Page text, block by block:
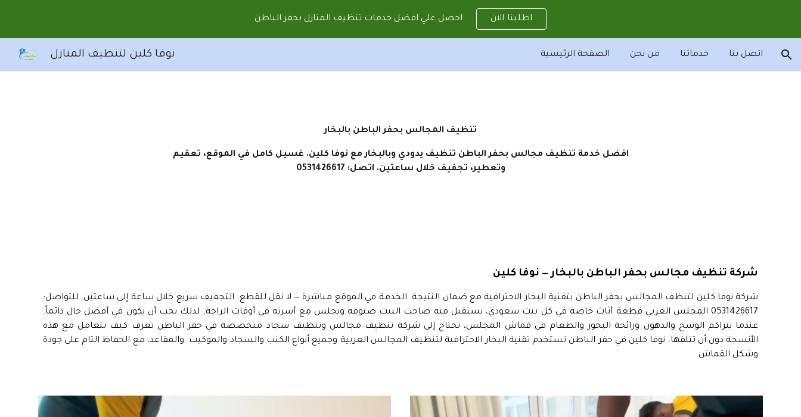
Skip to main content Skip to navigation احصل علي افضل خدمات تنظيف المنازل بحفر الباطن اطلبنا الان
نوفا كلين لتنظيف المنازل الصفحة الرئيسية من نحن خدماتنا اتصل بنا
افضل خدمة تنظيف مجالس بحفر الباطن تنظيف يدودي وبالبخار مع نوفا كلين. غسيل كامل في الموقع، تعقيم
وتعطير، تجفيف خلال ساعتين. اتصل: 0531426617
شركة تنظيف مجالس بحفر الباطن بالبخار — نوفا كلين
شركة نوفا كلين لتنظف المجالس بحفر الباطن بتقنية البخار الاحترافية مع ضمان النتيجة. الخدمة في الموقع مباشرة — لا نقل للقطع. التجفيف سريع خلال ساعة إلى ساعتين. للتواصل:
0531426617 المجلس العربي قطعة أثاث خاصة في كل بيت سعودي، يستقبل فيه صاحب البيت ضيوفه ويجلس مع أسرته في أوقات الراحة. لذلك يجب أن يكون في أفضل حال دائماً.
عندما يتراكم الوسخ والدهون ورائحة البخور والطعام في قماش المجلس، تحتاج إلى شركة تنظيف مجالس وتنظيف سجاد متخصصة في حفر الباطن تعرف كيف تتعامل مع هذه
الأنسجة دون أن تتلفها. نوفا كلين في حفر الباطن تستخدم تقنية البخار الاحترافية لتنظيف المجالس العربية وجميع أنواع الكنب والسجاد والموكيت والمقاعد، مع الحفاظ التام على جودة
وشكل القماش.